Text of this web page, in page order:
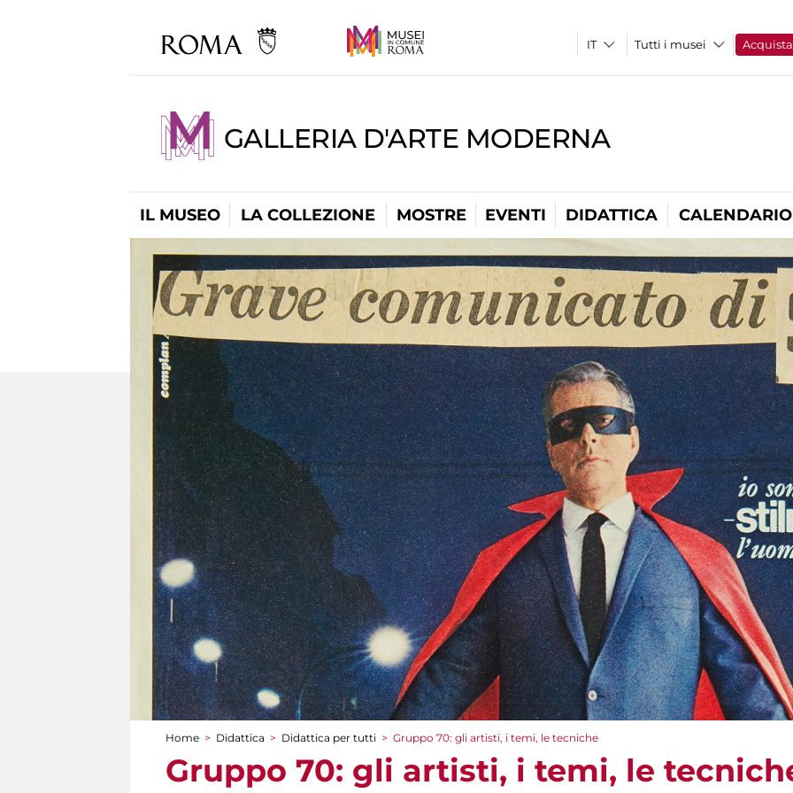
Tutti i musei Acquista
GALLERIA D'ARTE MODERNA
IL MUSEO LA COLLEZIONE MOSTRE EVENTI DIDATTICA CALENDARIO
Tu sei qui
Home > Didattica > Didattica per tutti > Gruppo 70: gli artisti, i temi, le tecniche
Gruppo 70: gli artisti, i temi, le